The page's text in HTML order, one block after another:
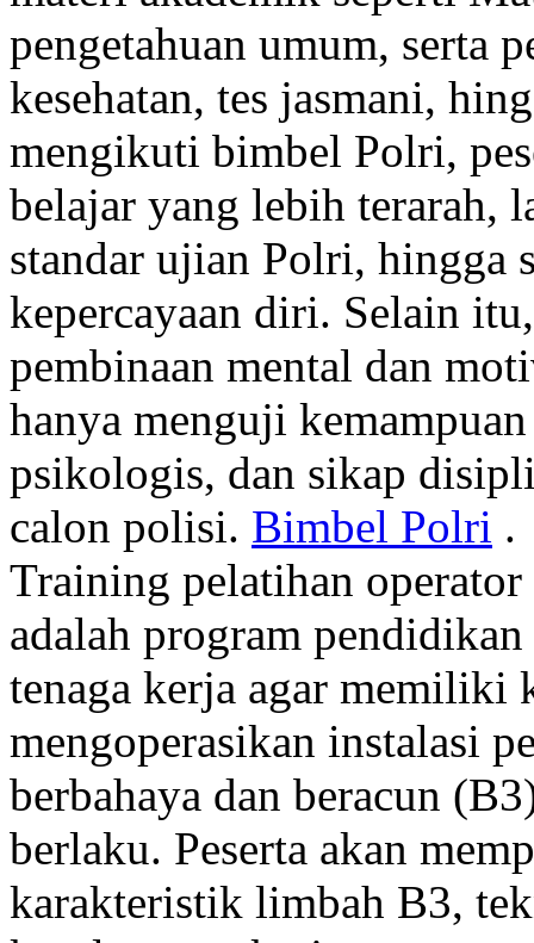
pengetahuan umum, serta
kesehatan, tes jasmani,
mengikuti bimbel Polri,
belajar yang lebih terarah,
standar ujian Polri, hingga
kepercayaan diri. Selain
pembinaan mental dan
hanya menguji
psikologis, dan sikap
calon polisi. Bimbel Polri .
Training pelatihan
adalah program
tenaga kerja agar memiliki
mengoperasikan instalasi
berbahaya dan beracun
berlaku. Peserta akan
karakteristik limbah B3,